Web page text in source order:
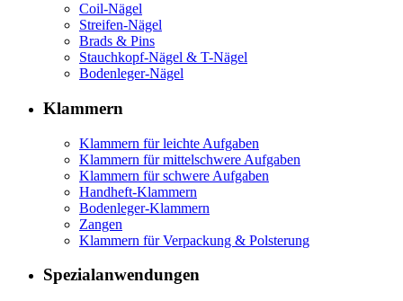
Coil-Nägel
Streifen-Nägel
Brads & Pins
Stauchkopf-Nägel & T-Nägel
Bodenleger-Nägel
Klammern
Klammern für leichte Aufgaben
Klammern für mittelschwere Aufgaben
Klammern für schwere Aufgaben
Handheft-Klammern
Bodenleger-Klammern
Zangen
Klammern für Verpackung & Polsterung
Spezialanwendungen